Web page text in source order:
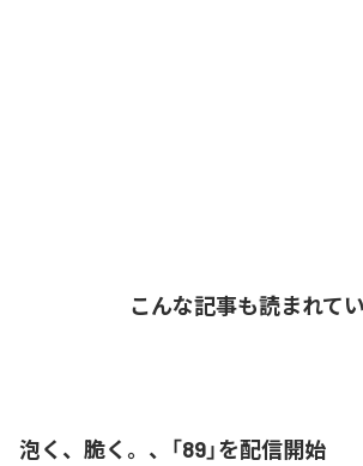
こんな記事も読まれて
泡く、脆く。、「89」を配信開始